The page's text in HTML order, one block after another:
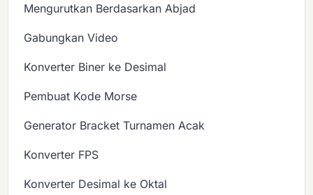
Mengurutkan Berdasarkan Abjad
Gabungkan Video
Konverter Biner ke Desimal
Pembuat Kode Morse
Generator Bracket Turnamen Acak
Konverter FPS
Konverter Desimal ke Oktal